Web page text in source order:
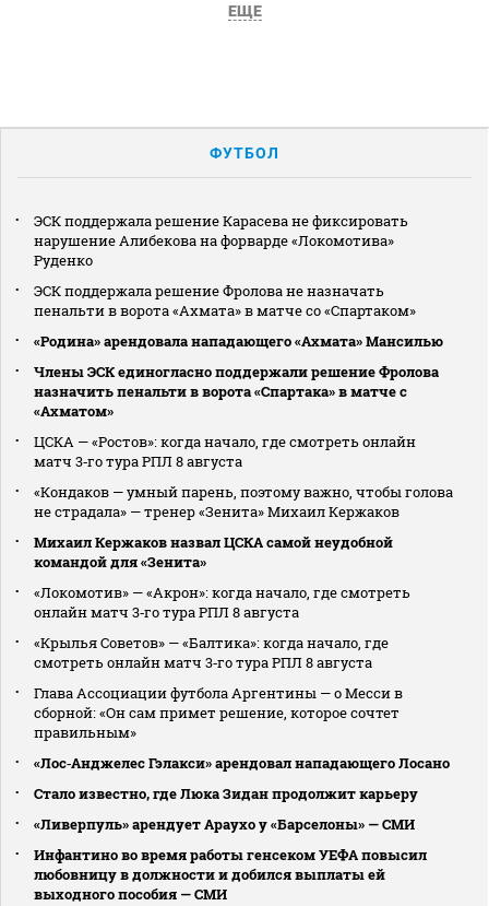
ЕЩЕ
ФУТБОЛ
ЭСК поддержала решение Карасева не фиксировать
нарушение Алибекова на форварде «Локомотива»
Руденко
ЭСК поддержала решение Фролова не назначать
пенальти в ворота «Ахмата» в матче со «Спартаком»
«Родина» арендовала нападающего «Ахмата» Мансилью
Члены ЭСК единогласно поддержали решение Фролова
назначить пенальти в ворота «Спартака» в матче с
«Ахматом»
ЦСКА — «Ростов»: когда начало, где смотреть онлайн
матч 3‑го тура РПЛ 8 августа
«Кондаков — умный парень, поэтому важно, чтобы голова
не страдала» — тренер «Зенита» Михаил Кержаков
Михаил Кержаков назвал ЦСКА самой неудобной
командой для «Зенита»
«Локомотив» — «Акрон»: когда начало, где смотреть
онлайн матч 3‑го тура РПЛ 8 августа
«Крылья Советов» — «Балтика»: когда начало, где
смотреть онлайн матч 3‑го тура РПЛ 8 августа
Глава Ассоциации футбола Аргентины — о Месси в
сборной: «Он сам примет решение, которое сочтет
правильным»
«Лос‑Анджелес Гэлакси» арендовал нападающего Лосано
Стало известно, где Люка Зидан продолжит карьеру
«Ливерпуль» арендует Араухо у «Барселоны» — СМИ
Инфантино во время работы генсеком УЕФА повысил
любовницу в должности и добился выплаты ей
выходного пособия — СМИ